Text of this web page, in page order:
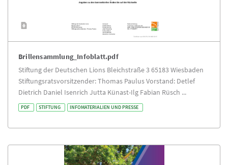
Brillensammlung_Infoblatt.pdf
Stiftung der Deutschen Lions Bleichstraße 3 65183 Wiesbaden
Stiftungsratsvorsitzender: Thomas Paulus Vorstand: Detlef
Dietrich Daniel Isenrich Jutta Künast-Ilg Fabian Rüsch ...
PDF STIFTUNG INFOMATERIALIEN UND PRESSE